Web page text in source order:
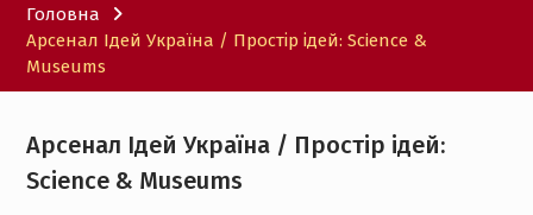
Головна
Арсенал Ідей Україна / Простір ідей: Science &
Museums
Арсенал Ідей Україна / Простір ідей:
Science & Museums